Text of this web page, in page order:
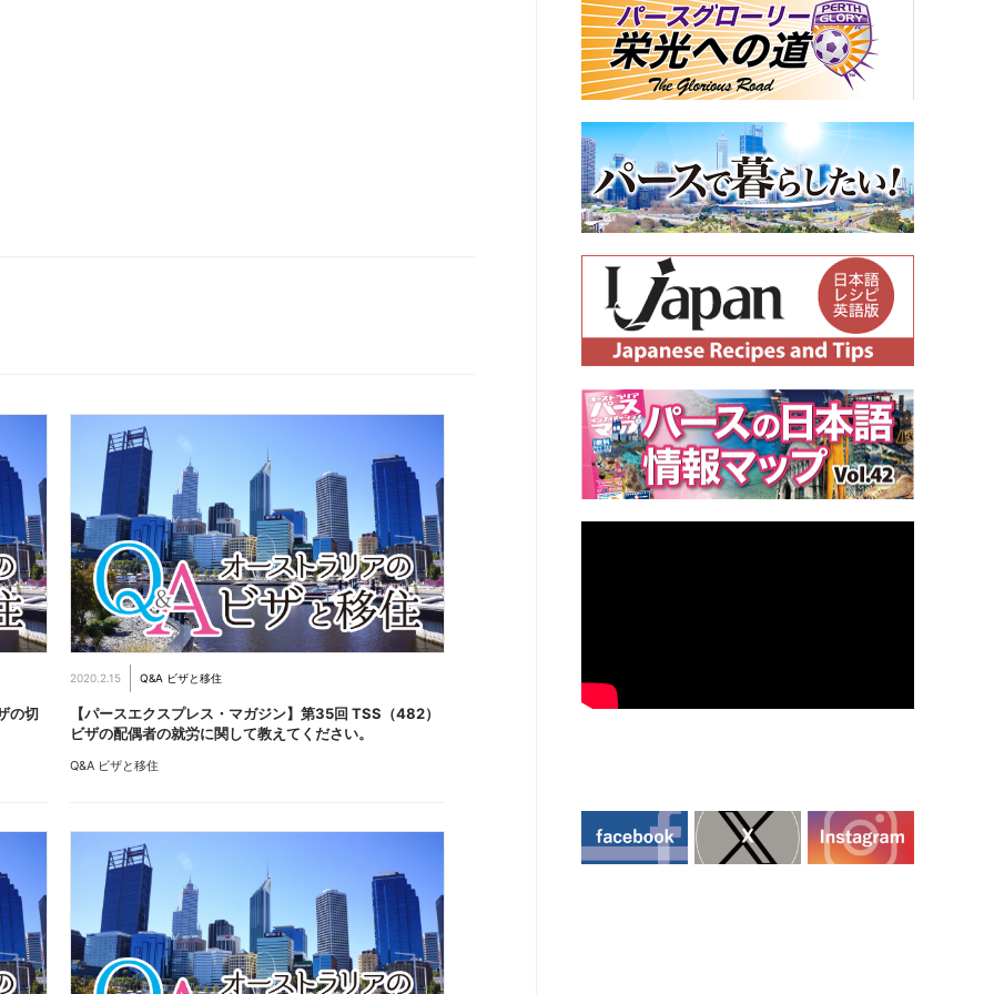
の切
2020.2.15 Q&A ビザと移住
【パースエクスプレス・マガジン】第35回 TSS（482）
ビザの配偶者の就労に関して教えてください。
Q&A ビザと移住